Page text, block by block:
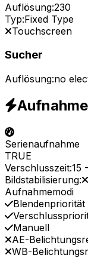
Auflösung:230
Typ:Fixed Type
Touchscreen
Sucher
Auflösung:no
Serienaufnahme
TRUE
Verschlusszeit:15 -
Bildstabilisierung:
Aufnahmemodi
Blendenpriorität
Manuell
AE-
WB-